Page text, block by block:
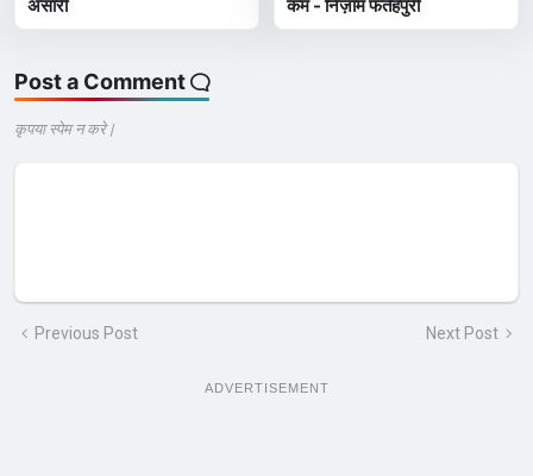
अंसारी कम - निज़ाम फतेहपुरी
Post a Comment
कृपया स्पेम न करे |
Previous Post Next Post
ADVERTISEMENT